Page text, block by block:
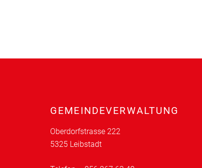
Fusszeile
GEMEINDEVERWALTUNG
Oberdorfstrasse 222
5325 Leibstadt